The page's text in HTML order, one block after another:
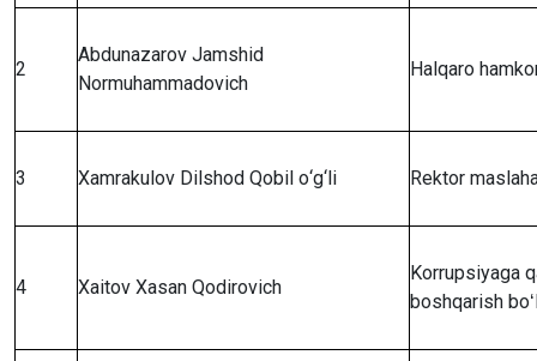
2
Abdunazarov Jamshid
Normuhammadovich
Halqaro
3 Xamrakulov Dilshod Qobil о‘g‘li Rektor
4 Xaitov Xasan Qodirovich
Korrupsiyaga
boshqarish